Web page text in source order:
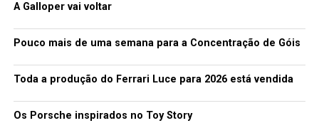
A Galloper vai voltar
Pouco mais de uma semana para a Concentração de Góis
Toda a produção do Ferrari Luce para 2026 está vendida
Os Porsche inspirados no Toy Story